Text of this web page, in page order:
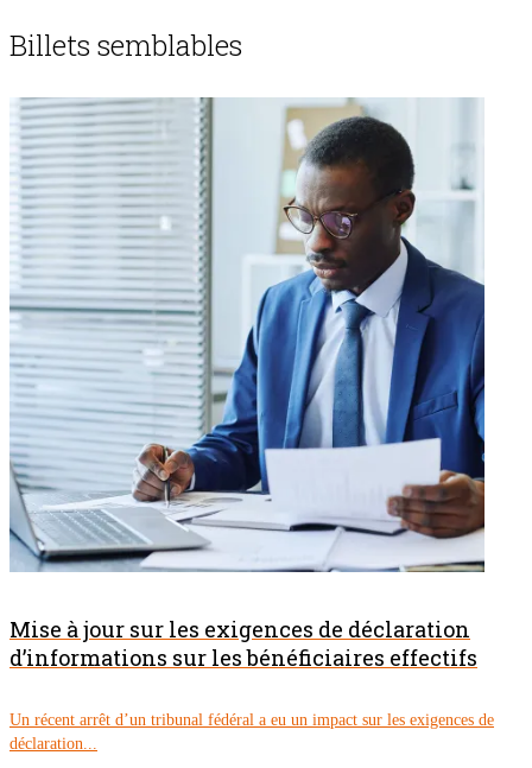
Billets semblables
Mise à jour sur les exigences de déclaration
d’informations sur les bénéficiaires effectifs
Un récent arrêt d’un tribunal fédéral a eu un impact sur les exigences de
déclaration...